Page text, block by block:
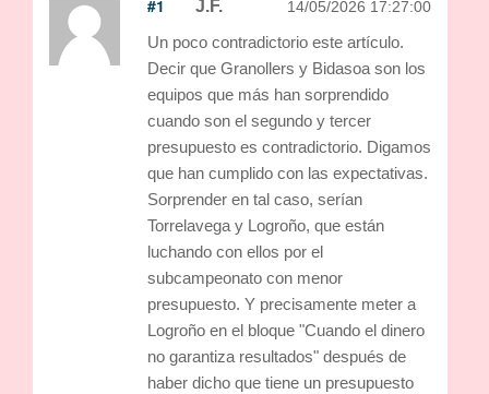
#1 J.F. 14/05/2026 17:27:00
Un poco contradictorio este artículo.
Decir que Granollers y Bidasoa son los
equipos que más han sorprendido
cuando son el segundo y tercer
presupuesto es contradictorio. Digamos
que han cumplido con las expectativas.
Sorprender en tal caso, serían
Torrelavega y Logroño, que están
luchando con ellos por el
subcampeonato con menor
presupuesto. Y precisamente meter a
Logroño en el bloque "Cuando el dinero
no garantiza resultados" después de
haber dicho que tiene un presupuesto